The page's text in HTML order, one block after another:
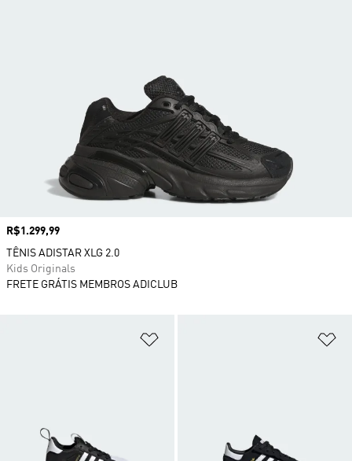
Preço
R$1.299,99
TÊNIS ADISTAR XLG 2.0
Kids Originals
FRETE GRÁTIS MEMBROS ADICLUB